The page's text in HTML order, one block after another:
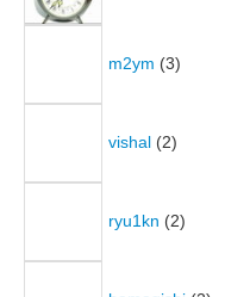
m2ym (3)
vishal (2)
ryu1kn (2)